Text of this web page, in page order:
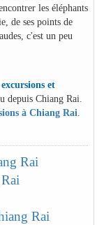
les éléphants
de ses points de
c'est un peu
et
depuis Chiang Rai.
à Chiang Rai
Rai
Rai